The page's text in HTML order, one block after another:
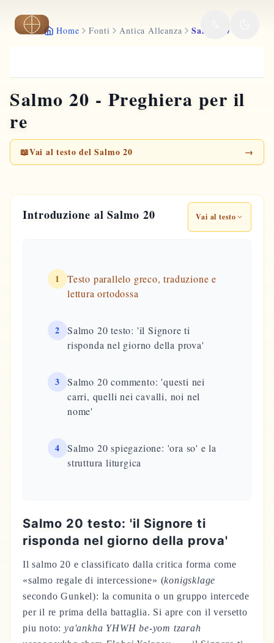
Vai al contenuto principale
Home Fonti Antica Alleanza Salmo 20
Salmo 20 - Preghiera per il
re
📖Vai al testo del Salmo 20 →
Introduzione al Salmo 20 Vai al testo
1
Testo parallelo greco, traduzione e
lettura ortodossa
2
Salmo 20 testo: 'il Signore ti
risponda nel giorno della prova'
3
Salmo 20 commento: 'questi nei
carri, quelli nei cavalli, noi nel
nome'
4
Salmo 20 spiegazione: 'ora so' e la
struttura liturgica
Salmo 20 testo: 'il Signore ti
risponda nel giorno della prova'
Il salmo 20 e classificato dalla critica forma come
«salmo regale di intercessione» (konigsklage
secondo Gunkel): la comunita o un gruppo intercede
per il re prima della battaglia. Si apre con il versetto
piu noto: ya'ankha YHWH be-yom tzarah